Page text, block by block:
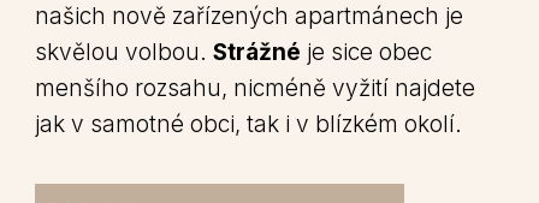
našich nově zařízených apartmánech je
skvělou volbou.Strážné je sice obec
menšího rozsahu, nicméně vyžití najdete
jak v samotné obci, tak i v blízkém okolí.